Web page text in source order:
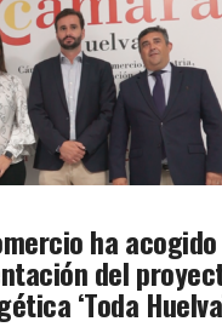
ha
del
‘Toda